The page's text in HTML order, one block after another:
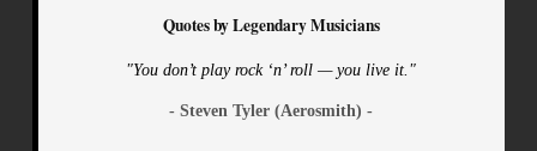
Quotes by Legendary Musicians
"You don’t play rock ‘n’ roll — you live it."
- Steven Tyler (Aerosmith) -